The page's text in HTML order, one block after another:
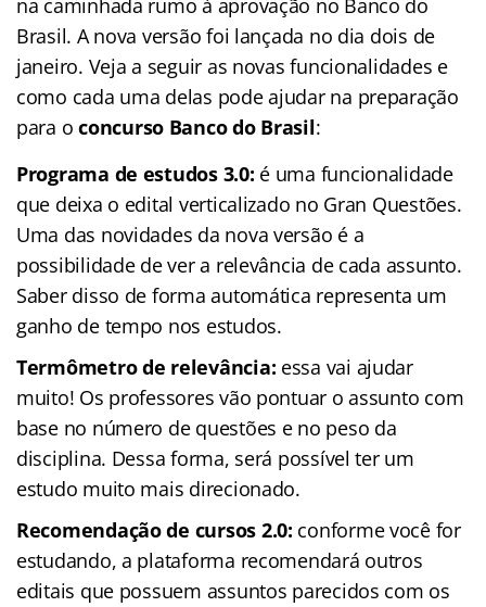
na caminhada rumo à aprovação no Banco do
Brasil. A nova versão foi lançada no dia dois de
janeiro. Veja a seguir as novas funcionalidades e
como cada uma delas pode ajudar na preparação
para oconcurso Banco do Brasil:
Programa de estudos 3.0: é uma funcionalidade
que deixa o edital verticalizado no Gran Questões.
Uma das novidades da nova versão é a
possibilidade de ver a relevância de cada assunto.
Saber disso de forma automática representa um
ganho de tempo nos estudos.
Termômetro de relevância: essa vai ajudar
muito! Os professores vão pontuar o assunto com
base no número de questões e no peso da
disciplina. Dessa forma, será possível ter um
estudo muito mais direcionado.
Recomendação de cursos 2.0: conforme você for
estudando, a plataforma recomendará outros
editais que possuem assuntos parecidos com os